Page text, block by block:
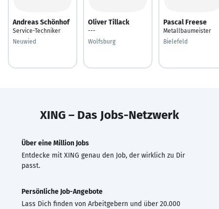
Andreas Schönhof
Service-Techniker
Neuwied
Oliver Tillack
---
Wolfsburg
Pascal Freese
Metallbaumeister
Bielefeld
XING – Das Jobs-Netzwerk
Über eine Million Jobs
Entdecke mit XING genau den Job, der wirklich zu Dir
passt.
Persönliche Job-Angebote
Lass Dich finden von Arbeitgebern und über 20.000